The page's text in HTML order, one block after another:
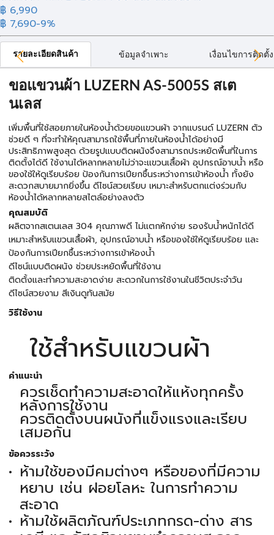
฿ 6,990
฿ 7,690-9%
รายละเอียดสินค้า ข้อมูลจำเพาะ เงื่อนไขการติดตั้ง
ขอแขวนผ้า LUZERN AS-5005S สเต
นเลส
เพิ่มพื้นที่ใช้สอยภายในห้องน้ำด้วยขอแขวนผ้า จากแบรนด์ LUZERN ตัว
ช่วยดี ๆ ที่จะทำให้คุณสามารถใช้พื้นที่ภายในห้องน้ำได้อย่างมี
ประสิทธิภาพสูงสุด ด้วยรูปแบบติดผนังจึงสามารถประหยัดพื้นที่ในการ
ติดตั้งได้ดี ใช้งานได้หลากหลายไม่ว่าจะแขวนเสื้อผ้า อุปกรณ์อาบน้ำ หรือ
ของใช้ให้ดูเรียบร้อย ป้องกันการเปียกชื้นระหว่างการเข้าห้องน้ำ ทั้งยัง
สะดวกสบายมากยิ่งขึ้น ดีไซน์สวยเรียบ เหมาะสำหรับตกแต่งร่วมกับ
ห้องน้ำได้หลากหลายสไตล์อย่างลงตัว
คุณสมบัติ
ผลิตจากสเตนเลส 304 คุณภาพดี ไม่แตกหักง่าย รองรับน้ำหนักได้ดี
เหมาะสำหรับแขวนเสื้อผ้า, อุปกรณ์อาบน้ำ หรือของใช้ให้ดูเรียบร้อย และ
ป้องกันการเปียกชื้นระหว่างการเข้าห้องน้ำ
ดีไซน์แบบติดผนัง ช่วยประหยัดพื้นที่ใช้งาน
ติดตั้งและทำความสะอาดง่าย สะดวกในการใช้งานในชีวิตประจำวัน
ดีไซน์สวยงาม สีเงินดูทันสมัย
วิธีใช้งาน
ใช้สำหรับแขวนผ้า
คำแนะนำ
ควรเช็ดทำความสะอาดให้แห้งทุกครั้ง
หลังการใช้งาน
ควรติดตั้งบนผนังที่แข็งแรงและเรียบ
เสมอกัน
ข้อควรระวัง
ห้ามใช้ของมีคมต่างๆ หรือของที่มีความ
หยาบ เช่น ฝอยโลหะ ในการทำความ
สะอาด
ห้ามใช้ผลิตภัณฑ์ประเภทกรด-ด่าง สาร